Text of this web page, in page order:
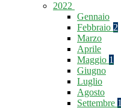
2022
Gennaio
Febbraio 2
Marzo
Aprile
Maggio 1
Giugno
Luglio
Agosto
Settembre 1